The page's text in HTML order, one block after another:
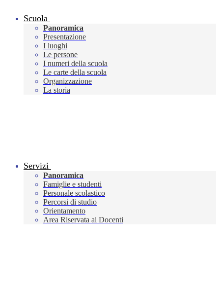
Scuola
Panoramica
Presentazione
I luoghi
Le persone
I numeri della scuola
Le carte della scuola
Organizzazione
La storia
Servizi
Panoramica
Famiglie e studenti
Personale scolastico
Percorsi di studio
Orientamento
Area Riservata ai Docenti